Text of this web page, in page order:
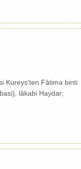
Kureys'ten Fâtima binti
lâkabi Haydar;